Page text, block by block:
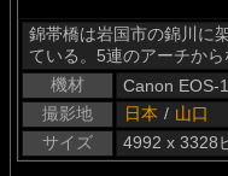
錦帯橋は岩国市の錦川に
ている。5連のアーチか
機材
Canon EOS-
撮影地
日本 / 山口
サイズ
4992 x 3328